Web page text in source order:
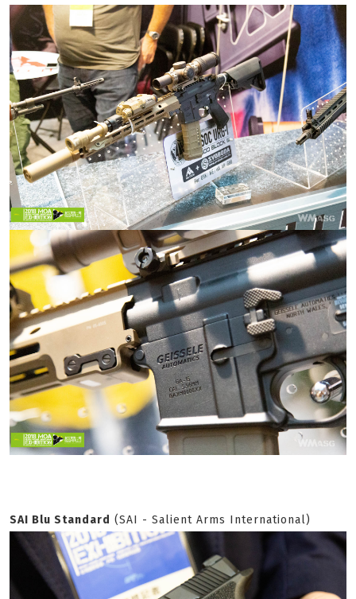
SAI Blu Standard (SAI - Salient Arms International)